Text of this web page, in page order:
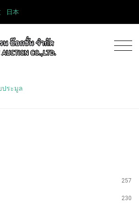
日本
ระมูล
257
230